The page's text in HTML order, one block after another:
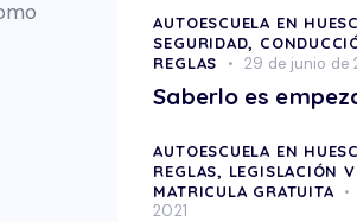
AUTOESCUELA EN
SEGURIDAD,
REGLAS
29 de junio de
Saberlo es
AUTOESCUELA EN
REGLAS, LEGISLACIÓN
MATRICULA GRATUITA
2021